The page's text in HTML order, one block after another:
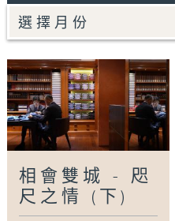
各地及內地開設門市，
上國際舞台。近年他眼
決心回到家鄉寧波奉化
縫的發源地，他花了數
才，讓這裏成為另一個
至於留學美國的第三
紐約分店工作時，偶遇
空的信任深深打動了
家業的決心。十多年
打理業務，不斷尋求
相會雙城 - 咫
尺之情 (下)